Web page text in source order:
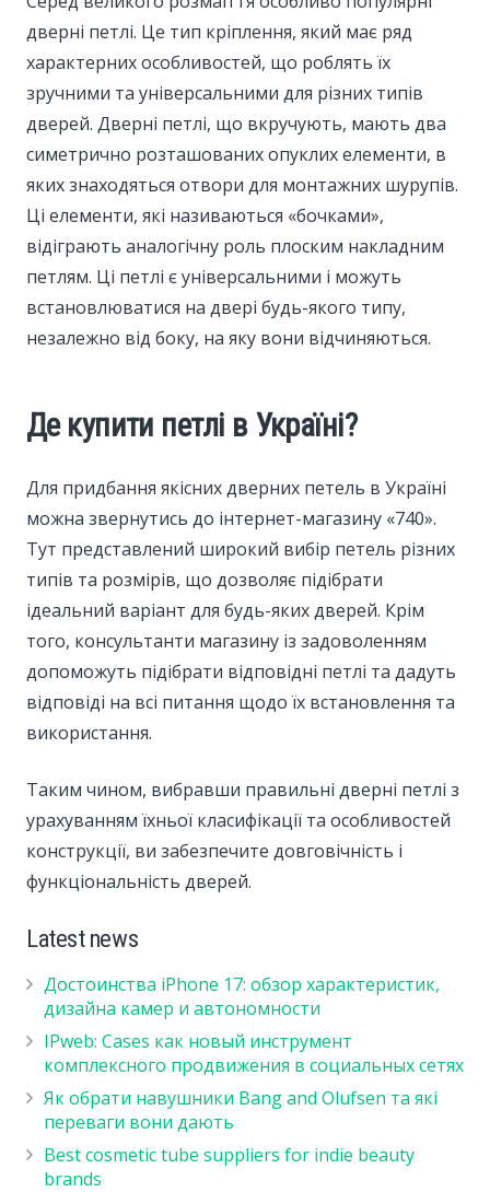
дверні петлі. Це тип кріплення, який має ряд
характерних особливостей, що роблять їх
зручними та універсальними для різних типів
дверей. Дверні петлі, що вкручують, мають два
симетрично розташованих опуклих елементи, в
яких знаходяться отвори для монтажних шурупів.
Ці елементи, які називаються «бочками»,
відіграють аналогічну роль плоским накладним
петлям. Ці петлі є універсальними і можуть
встановлюватися на двері будь-якого типу,
незалежно від боку, на яку вони відчиняються.
Де купити петлі в Україні?
Для придбання якісних дверних петель в Україні
можна звернутись до інтернет-магазину «740».
Тут представлений широкий вибір петель різних
типів та розмірів, що дозволяє підібрати
ідеальний варіант для будь-яких дверей. Крім
того, консультанти магазину із задоволенням
допоможуть підібрати відповідні петлі та дадуть
відповіді на всі питання щодо їх встановлення та
використання.
Таким чином, вибравши правильні дверні петлі з
урахуванням їхньої класифікації та особливостей
конструкції, ви забезпечите довговічність і
функціональність дверей.
Latest news
Достоинства iPhone 17: обзор характеристик,
дизайна камер и автономности
IPweb: Cases как новый инструмент
комплексного продвижения в социальных сетях
Як обрати навушники Bang and Olufsen та які
переваги вони дають
Best cosmetic tube suppliers for indie beauty
brands